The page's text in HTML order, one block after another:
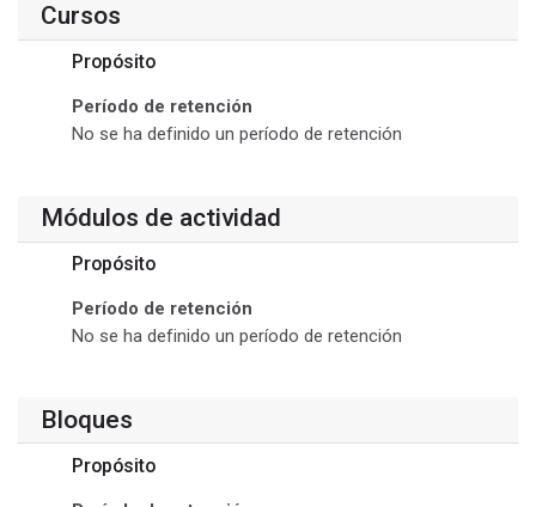
Cursos
Propósito
Período de retención
No se ha definido un período de retención
Módulos de actividad
Propósito
Período de retención
No se ha definido un período de retención
Bloques
Propósito